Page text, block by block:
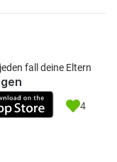
fall deine Eltern
4